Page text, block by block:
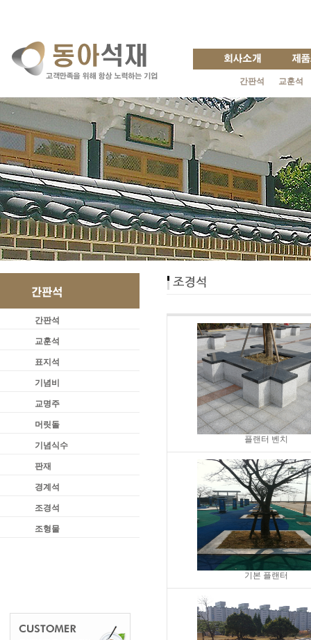
간판석 교훈석
간판석
교훈석
표지석
기념비
교명주
머릿돌
기념식수
판재
경계석
조경석
조형물
플랜터 벤치
기본 플랜터